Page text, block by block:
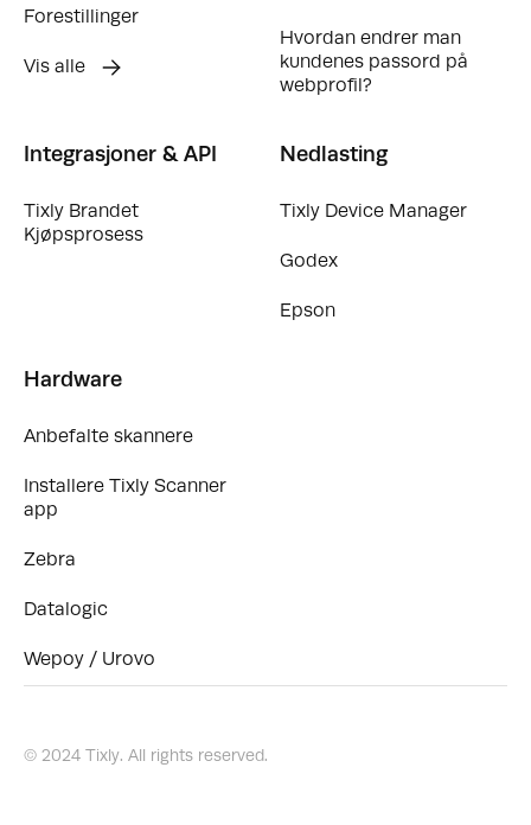
Forestillinger
Vis alle
Hvordan endrer man
kundenes passord på
webprofil?
Integrasjoner & API
Tixly Brandet
Kjøpsprosess
Nedlasting
Tixly Device Manager
Godex
Epson
Hardware
Anbefalte skannere
Installere Tixly Scanner
app
Zebra
Datalogic
Wepoy / Urovo
© 2024 Tixly. All rights reserved.